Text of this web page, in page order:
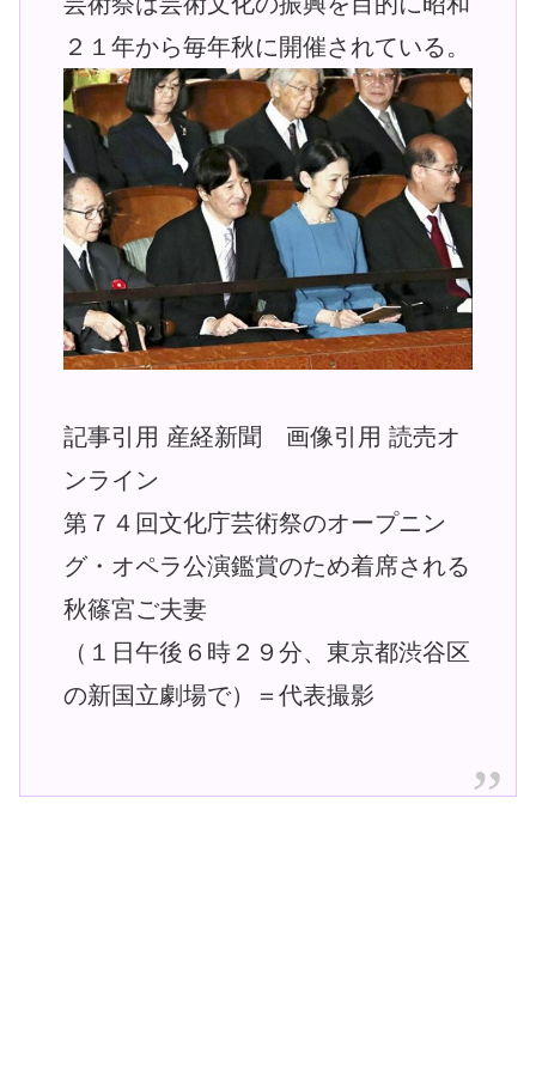
２１年から毎年秋に開催されている。
記事引用 産経新聞 画像引用 読売オ
ンライン
第７４回文化庁芸術祭のオープニン
グ・オペラ公演鑑賞のため着席される
秋篠宮ご夫妻
（１日午後６時２９分、東京都渋谷区
の新国立劇場で）＝代表撮影